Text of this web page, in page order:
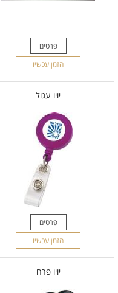
פרטים
הזמן עכשיו
יויו עגול
פרטים
הזמן עכשיו
יויו פרח